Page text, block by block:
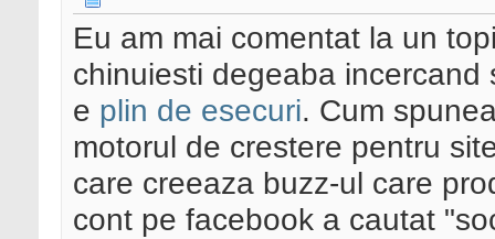
Eu am mai comentat la un
chinuiesti degeaba
e plin de esecuri. Cum
motorul de crestere pentru
care creeaza buzz-ul care
cont pe facebook a cautat